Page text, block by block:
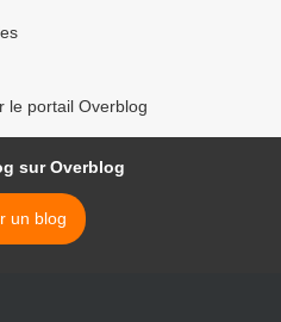
le portail Overblog
sur Overblog
un blog